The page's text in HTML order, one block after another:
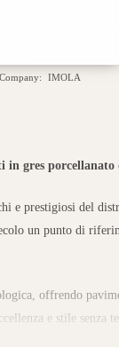
IMOLA
gres porcellanato
e prestigiosi del
un punto di
offrendo
e stile senza